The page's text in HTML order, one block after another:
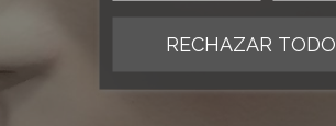
RECHAZAR TODO